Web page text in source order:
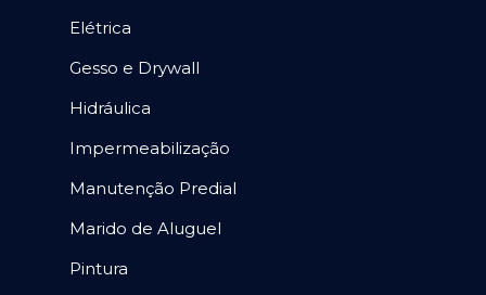
Elétrica
Gesso e Drywall
Hidráulica
Impermeabilização
Manutenção Predial
Marido de Aluguel
Pintura